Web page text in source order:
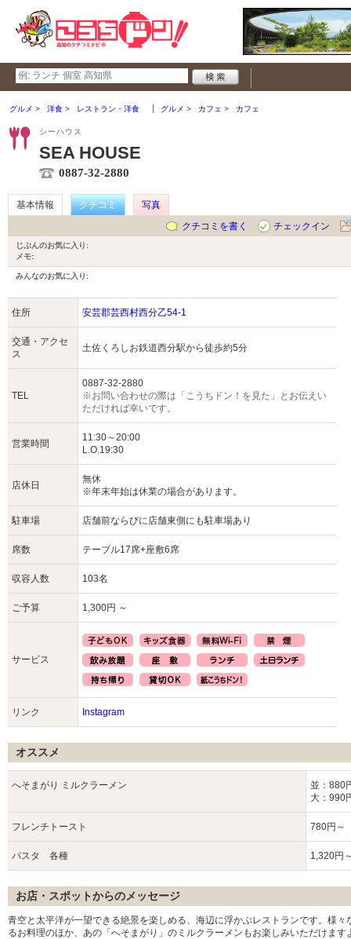
グルメ 洋食 レストラン・洋食 グルメ カフェ カフェ
シーハウス
SEA HOUSE
0887-32-2880
基本情報 クチコミ
写真
クチコミを書く
チェックイン
じぶんのお気に入り:
メモ:
みんなのお気に入り:
住所 安芸郡芸西村西分乙54-1
交通・アクセ
ス
土佐くろしお鉄道西分駅から徒歩約5分
TEL
0887-32-2880
※お問い合わせの際は「こうちドン！を見た」とお伝えい
ただければ幸いです。
営業時間
11:30～20:00
L.O.19:30
店休日
無休
※年末年始は休業の場合があります。
駐車場 店舗前ならびに店舗東側にも駐車場あり
席数 テーブル17席+座敷6席
収容人数 103名
ご予算 1,300円 ～
サービス
リンク Instagram
オススメ
へそまがり ミルクラーメン
並：880
大：990
フレンチトースト 780円～
パスタ 各種 1,320円
お店・スポットからのメッセージ
青空と太平洋が一望できる絶景を楽しめる、海辺に浮かぶレストランです。様
るお料理のほか、あの「へそまがり」のミルクラーメンもお楽しみいただけま